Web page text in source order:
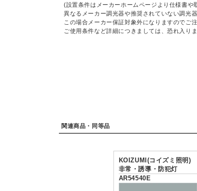
(設置条件はメーカーホームページより仕様書
異なるメーカー調光器や推奨されていない調光
この場合メーカー保証対象外になりますのでご注
ご使用条件など詳細につきましては、恐れ入り
関連商品・同等品
KOIZUMI(コイズミ照明)
非常・誘導・防犯灯
AR54540E